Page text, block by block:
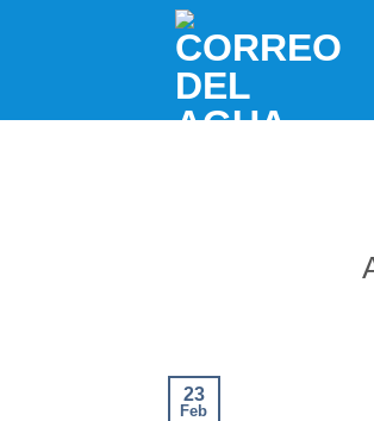
23
Feb